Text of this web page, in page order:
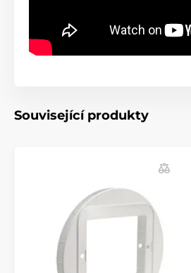
Související produkty